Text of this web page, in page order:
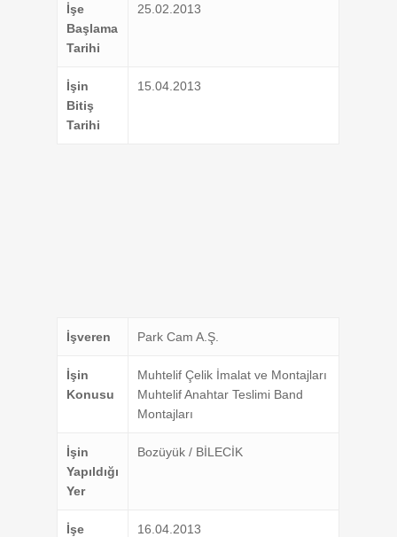
İşe
Başlama
Tarihi
25.02.2013
İşin
Bitiş
Tarihi
15.04.2013
İşveren Park Cam A.Ş.
İşin
Konusu
Muhtelif Çelik İmalat ve Montajları
Muhtelif Anahtar Teslimi Band
Montajları
İşin
Yapıldığı
Yer
Bozüyük / BİLECİK
İşe
16.04.2013